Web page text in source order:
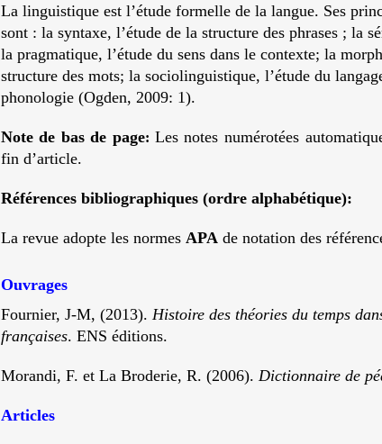
La linguistique est l’étude formelle de la langue. Ses
sont : la syntaxe, l’étude de la structure des phrases ; la
la pragmatique, l’étude du sens dans le contexte; la
structure des mots; la sociolinguistique, l’étude du
phonologie (Ogden, 2009: 1).
Note de bas de page: Les notes numérotées
fin d’article.
Références bibliographiques (ordre alphabétique):
La revue adopte les normes APA de notation des
Ouvrages
Fournier, J-M, (2013). Histoire des théories du temps
françaises. ENS éditions.
Morandi, F. et La Broderie, R. (2006). Dictionnaire de
Articles